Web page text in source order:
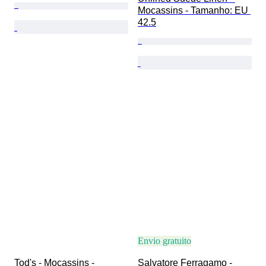
Mocassins - Tamanho: EU
42.5
Tod's - Mocassins -
Envio gratuito
Salvatore Ferragamo -